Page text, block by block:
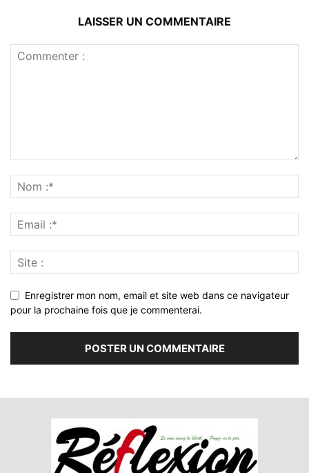
LAISSER UN COMMENTAIRE
Enregistrer mon nom, email et site web dans ce navigateur
pour la prochaine fois que je commenterai.